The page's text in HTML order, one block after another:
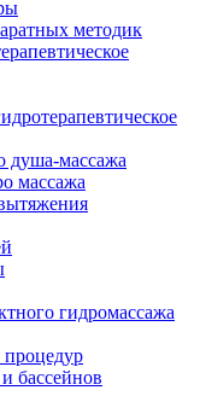
методик
душа-массажа
массажа
гидромассажа
бассейнов